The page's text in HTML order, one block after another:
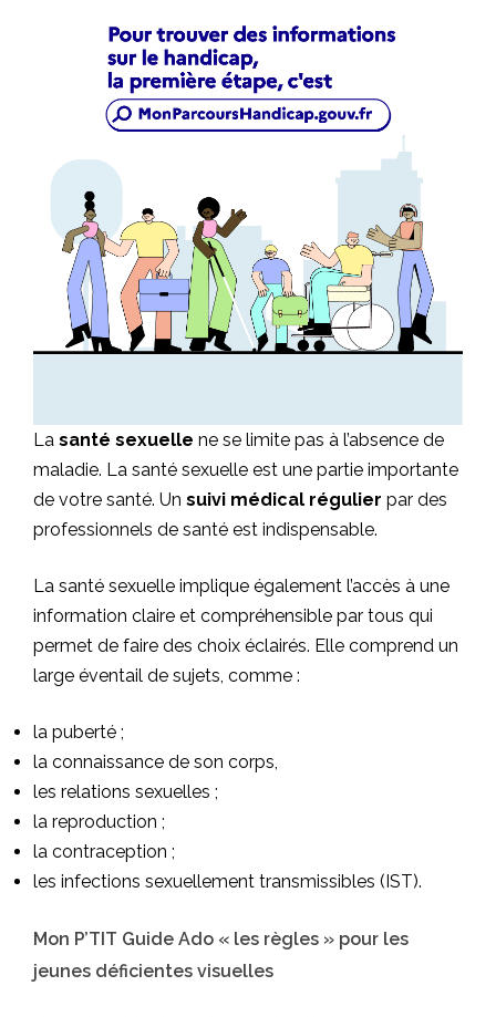
La santé sexuelle ne se limite pas à l’absence de
maladie. La santé sexuelle est une partie importante
de votre santé. Un suivi médical régulier par des
professionnels de santé est indispensable.
La santé sexuelle implique également l’accès à une
information claire et compréhensible par tous qui
permet de faire des choix éclairés. Elle comprend un
large éventail de sujets, comme :
la puberté ;
la connaissance de son corps,
les relations sexuelles ;
la reproduction ;
la contraception ;
les infections sexuellement transmissibles (IST).
Mon P’TIT Guide Ado « les règles » pour les
jeunes déficientes visuelles